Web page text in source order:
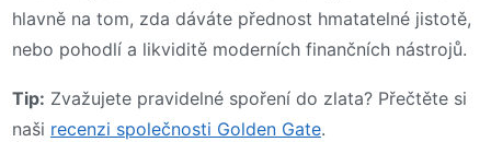
hlavně na tom, zda dáváte přednost hmatatelné jistotě,
nebo pohodlí a likviditě moderních finančních nástrojů.
Tip: Zvažujete pravidelné spoření do zlata? Přečtěte si
naši recenzi společnosti Golden Gate.